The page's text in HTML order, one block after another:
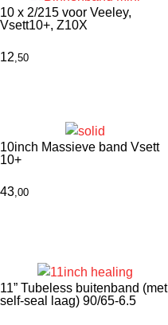
10 x 2/215 voor Veeley,
Vsett10+, Z10X
12 ,50
10inch Massieve band Vsett
10+
43,00
11” Tubeless buitenband (met
self-seal laag) 90/65-6.5